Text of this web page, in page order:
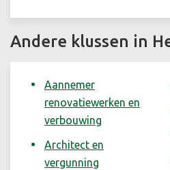
Andere klussen in
Aannemer
renovatiewerken en
verbouwing
Architect en
vergunning